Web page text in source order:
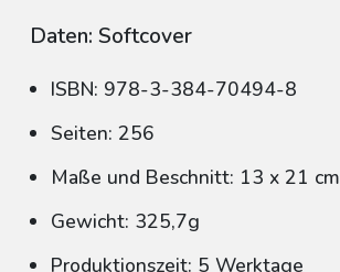
Daten: Softcover
ISBN: 978-3-384-70494-8
Seiten: 256
Maße und Beschnitt: 13 x 21 cm
Gewicht: 325,7g
Produktionszeit: 5 Werktage